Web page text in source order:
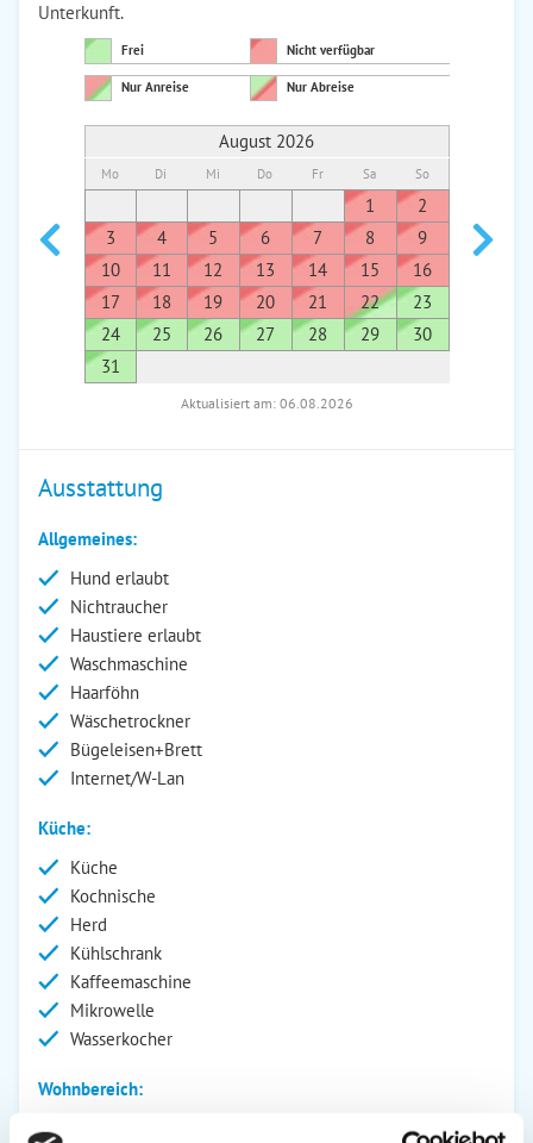
Unterkunft.
Frei Nicht verfügbar
Nur Anreise Nur Abreise
August 2026
Mo Di Mi Do Fr Sa So
1
2
3
4 5 6 7 8
9
10
11 12 13 14 15
16
17
18 19 20 21 22
23
24
25 26 27 28 29
30
31
7
Aktualisiert am: 06.08.2026
Ausstattung
Allgemeines:
Hund erlaubt
Nichtraucher
Haustiere erlaubt
Waschmaschine
Haarföhn
Wäschetrockner
Bügeleisen+Brett
Internet/W-Lan
Küche:
Küche
Kochnische
Herd
Kühlschrank
Kaffeemaschine
Mikrowelle
Wasserkocher
Wohnbereich: